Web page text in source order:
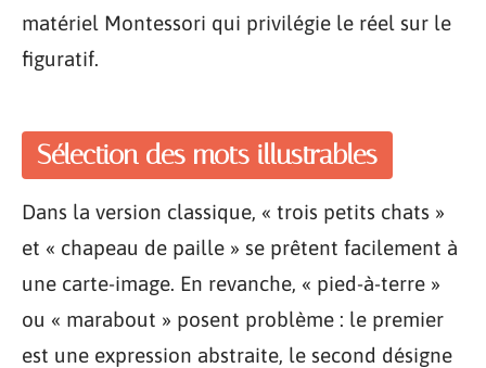
matériel Montessori qui privilégie le réel sur le
figuratif.
Sélection des mots illustrables
Dans la version classique, « trois petits chats »
et « chapeau de paille » se prêtent facilement à
une carte-image. En revanche, « pied-à-terre »
ou « marabout » posent problème : le premier
est une expression abstraite, le second désigne